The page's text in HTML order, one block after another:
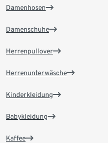
Damenhosen
Damenschuhe
Herrenpullover
Herrenunterwäsche
Kinderkleidung
Babykleidung
Kaffee